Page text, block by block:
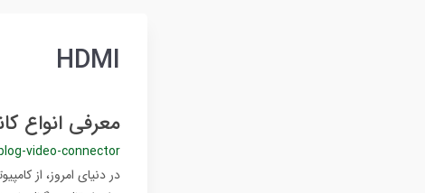
HDMI
معرفی انواع
video-connector
در دنیای امروز، از